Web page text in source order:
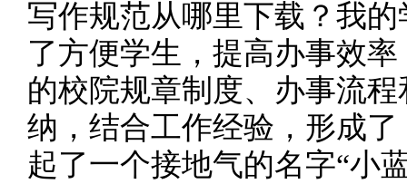
写作规范从哪里下载？我
了方便学生，提高办事效
的校院规章制度、办事流
纳，结合工作经验，形成
起了一个接地气的名字“小